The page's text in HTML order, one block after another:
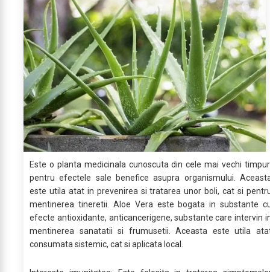
Este o planta medicinala cunoscuta din cele mai vechi
pentru efectele sale benefice asupra organismului.
este utila atat in prevenirea si tratarea unor boli, cat si
mentinerea tineretii. Aloe Vera este bogata in substante
efecte antioxidante, anticancerigene, substante care intervin
mentinerea sanatatii si frumusetii. Aceasta este utila
consumata sistemic, cat si aplicata local.